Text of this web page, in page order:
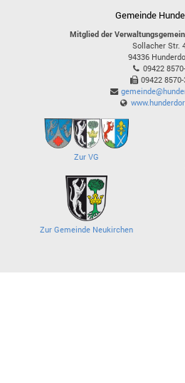
Gemeinde
Mitglied der
Sollacher Str.
94336
09422
09422
Zur VG
Zur Gemeinde Neukirchen